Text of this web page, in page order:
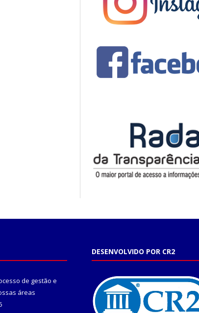
de gestão e
áreas
DESENVOLVIDO POR CR2